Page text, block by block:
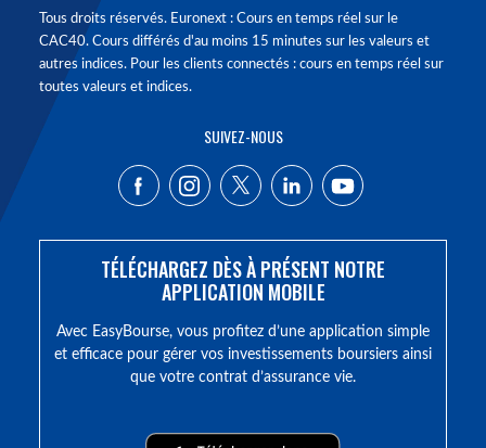
Tous droits réservés. Euronext : Cours en temps réel sur le
CAC40. Cours différés d'au moins 15 minutes sur les valeurs et
autres indices. Pour les clients connectés : cours en temps réel sur
toutes valeurs et indices.
SUIVEZ-NOUS
TÉLÉCHARGEZ DÈS À PRÉSENT NOTRE
APPLICATION MOBILE
Avec EasyBourse, vous profitez d’une application simple
et efficace pour gérer vos investissements boursiers ainsi
que votre contrat d’assurance vie.